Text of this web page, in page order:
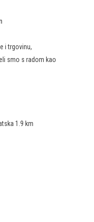
i trgovinu,
smo s radom kao
1.9 km